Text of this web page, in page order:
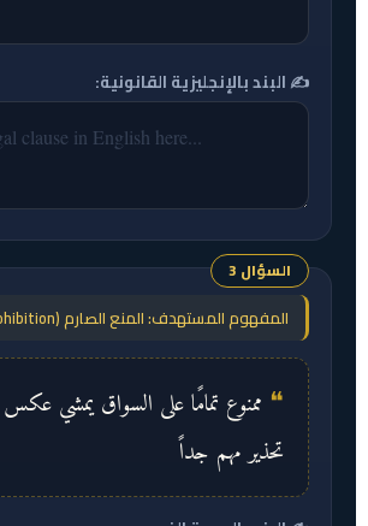
✍️ البند بالإنجليزية القانونية:
السؤال 3
المفهوم المستهدف: المنع الصارم (Strict Prohibition)
ممنوع تمامًا على السواق يمشي عكس
تحذير مهم جداً